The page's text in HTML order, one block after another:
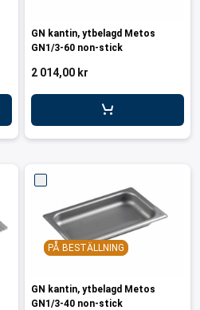
GN kantin, ytbelagd Metos
GN1/3-60 non-stick
2 014,00 kr
PÅ BESTÄLLNING
GN kantin, ytbelagd Metos
GN1/3-40 non-stick